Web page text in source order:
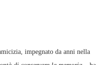
impegnato da anni nella